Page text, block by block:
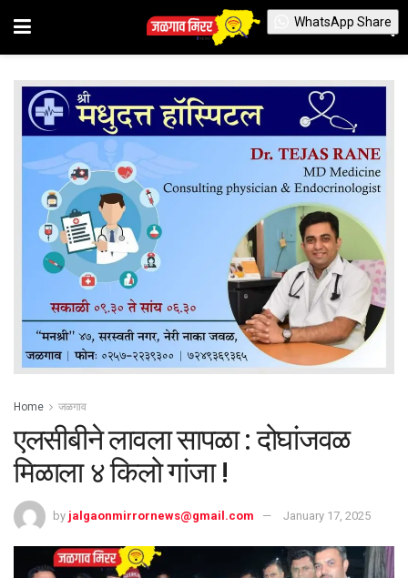
Home जळगाव
एलसीबीने लावला सापळा : दोघांजवळ
मिळाला ४ किलो गांजा !
by jalgaonmirrornews@gmail.com January 17, 2025
WhatsApp Share